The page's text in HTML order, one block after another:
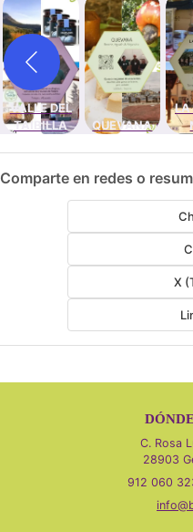
VALLE DEL
TAIBILLA
QUEVANA
LA
Comparte en redes o
X
C. Rosa
28903
912 060